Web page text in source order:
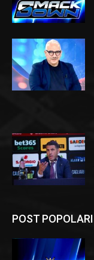
POST POPOLARI